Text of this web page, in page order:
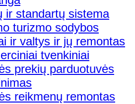
ir standartų sistema
turizmo sodybos
ir valtys ir jų remontas
tvenkiniai
prekių parduotuvės
reikmenų remontas